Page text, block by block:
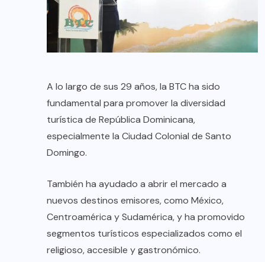
A lo largo de sus 29 años, la BTC ha sido
fundamental para promover la diversidad
turística de República Dominicana,
especialmente la Ciudad Colonial de Santo
Domingo.
También ha ayudado a abrir el mercado a
nuevos destinos emisores, como México,
Centroamérica y Sudamérica, y ha promovido
segmentos turísticos especializados como el
religioso, accesible y gastronómico.